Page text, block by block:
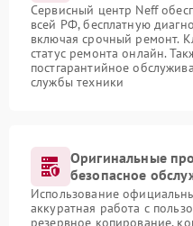
Сервисный центр Neff
всей РФ, бесплатную
включая срочный ремонт.
статус ремонта онлайн.
постгарантийное
службы техники
Оригинальные
безопасное
Использование
аккуратная работа с
резервное копирование,